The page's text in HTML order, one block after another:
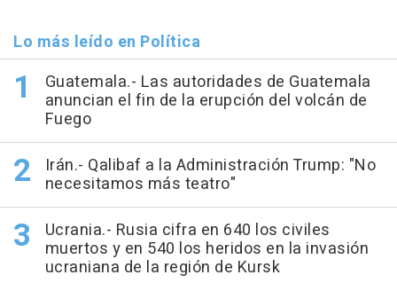
Lo más leído en Política
Guatemala.- Las autoridades de Guatemala
anuncian el fin de la erupción del volcán de
Fuego
Irán.- Qalibaf a la Administración Trump: "No
necesitamos más teatro"
Ucrania.- Rusia cifra en 640 los civiles
muertos y en 540 los heridos en la invasión
ucraniana de la región de Kursk